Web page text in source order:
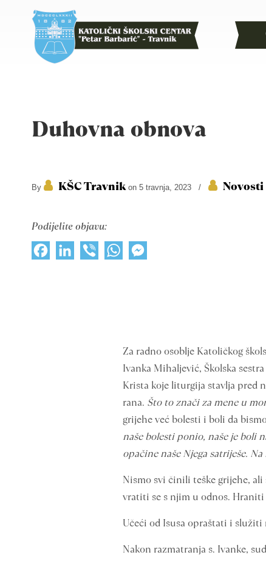
Duhovna obnova
By KŠC Travnikon 5 travnja, 2023 / Novosti
Podijelite objavu:
FacebookLinkedInViber WhatsApp
Za radno osoblje Katoličkog
Ivanka Mihaljević, Školska
Krista koje liturgija stavlja pred
rana. Što to znači za mene u
grijehe već bolesti i boli da
naše bolesti ponio, naše je boli
opačine naše Njega satriješe.
Nismo svi činili teške grijehe,
vratiti se s njim u odnos.
Učeći od Isusa opraštati i
Nakon razmatranja s. Ivanke,